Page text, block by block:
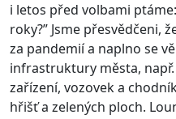
i letos před volbami
roky?” Jsme přesvědčeni,
za pandemií a naplno se
infrastruktury města,
zařízení, vozovek a
hřišť a zelených ploch.